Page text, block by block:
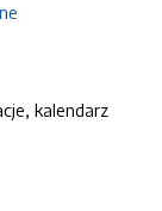
kalendarz